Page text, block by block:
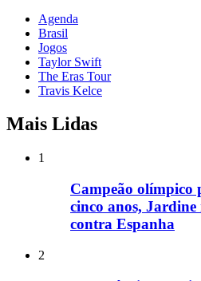
Agenda
Brasil
Jogos
Taylor Swift
The Eras Tour
Travis Kelce
Mais Lidas
1
Campeão olímpico
cinco anos,
contra Espanha
2